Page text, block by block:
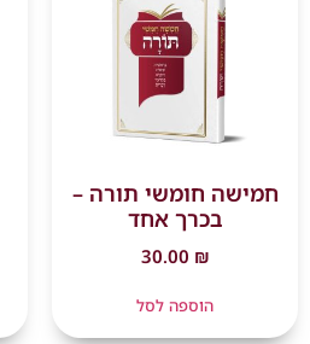
חמישה חומשי תורה –
בכרך אחד
30.00 ₪
הוספה לסל